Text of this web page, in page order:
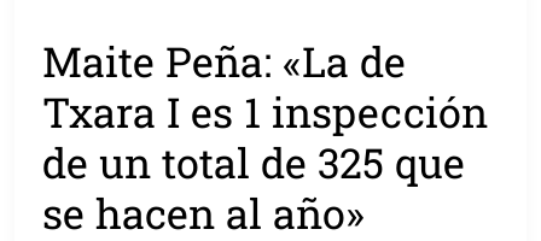
Maite Peña: «La de
Txara I es 1 inspección
de un total de 325 que
se hacen al año»